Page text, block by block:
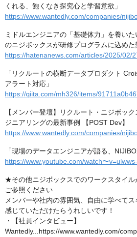
くれる、飽くなき探究心と学習意欲」
https://www.wantedly.com/companies/
ミドルエンジニアの「基礎体力」を養い
のニジボックスが研修プログラムに込めた
https://hatenanews.com/articles/2025/02/
「リクルートの横断データプロダクト
アラート対応」
https://qiita.com/mh326/items/
【メンバー登壇】リクルート・ニジボッ
ジニアリングの最新事例 【POST Dev】
https://www.wantedly.com/companies/
「現場のデータエンジニアが語る、
https://www.youtube.com/watch〜
★その他ニジボックスでのワークスタイル
ご参照ください
メンバーや社内の雰囲気、自由に学べて
感じていただけたらうれしいです！
・【社員インタビュー】
Wantedly...https://www.wantedly.com/